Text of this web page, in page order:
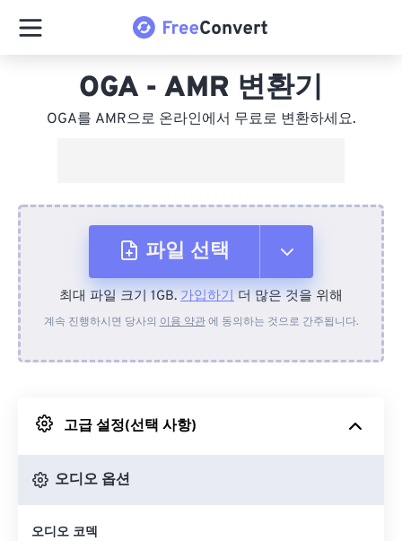
OGA - AMR 변환기
OGA를 AMR으로 온라인에서 무료로 변환하세요.
파일 선택
장치에서
Google 드라이브에서
최대 파일 크기 1GB. 가입하기 더 많은 것을 위해
계속 진행하시면 당사의 이용 약관에 동의하는 것으로 간주됩니다.
고급 설정(선택 사항)
오디오 옵션
오디오 코덱